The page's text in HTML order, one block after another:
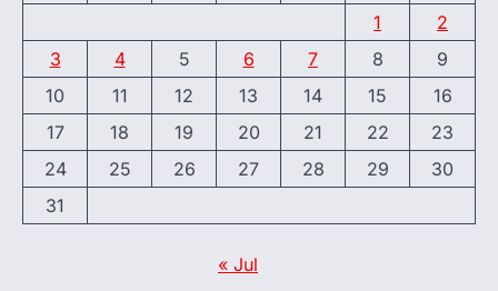
1
2
3
4 5 6 7 8
9
10
11 12 13 14 15
16
17
18 19 20 21 22
23
24
25 26 27 28 29
30
31
« Jul